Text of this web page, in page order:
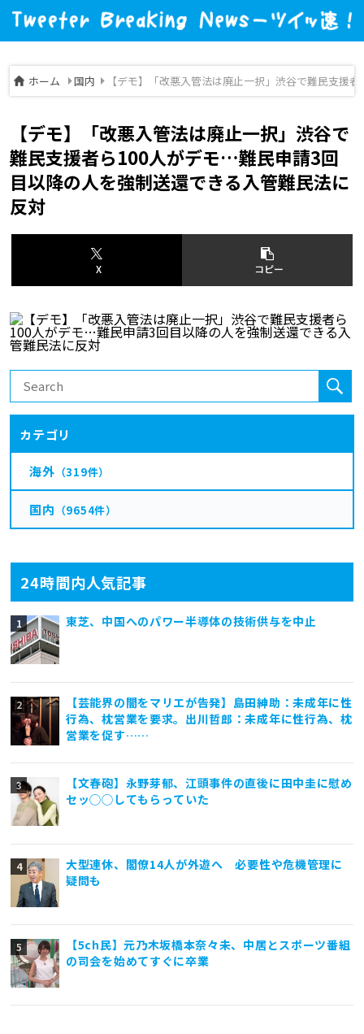
ホーム 国内 【デモ】「改悪入管法は廃止一択」渋谷で難民支援
24時間内人気記事
東芝、中国へのパワー半導体の技術供与を中止
【芸能界の闇をマリエが告発】島田紳助：未成年に性
行為、枕営業を要求。出川哲郎：未成年に性行為、枕
営業を促す……
【文春砲】永野芽郁、江頭事件の直後に田中圭に慰め
セッ◯◯してもらっていた
大型連休、閣僚14人が外遊へ 必要性や危機管理に
疑問も
【5ch民】元乃木坂橋本奈々未、中居とスポーツ番組
の司会を始めてすぐに卒業
【デモ】「改悪入管法は廃止一択」渋谷で
難民支援者ら100人がデモ…難民申請3回
目以降の人を強制送還できる入管難民法に
反対
X コピー
カテゴリ
海外 （319件）
国内 （9654件）